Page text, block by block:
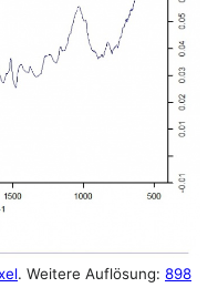
. Weitere Auflösung: 898